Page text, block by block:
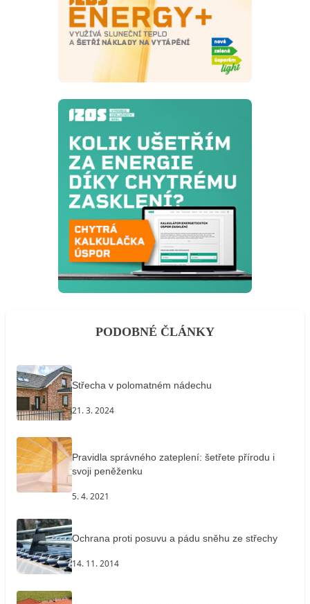
PODOBNÉ ČLÁNKY
Střecha v polomatném nádechu
21. 3. 2024
Pravidla správného zateplení: šetřete přírodu i
svoji peněženku
5. 4. 2021
Ochrana proti posuvu a pádu sněhu ze střechy
14. 11. 2014